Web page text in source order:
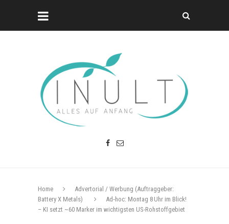
Home
Advertorial / Werbung (Auftraggeber:
Battery X Metals)
Ad‑hoc: Montag 8 Uhr im Blick!
– KI setzt ~60 Marker im wichtigsten US-Rohstoffgebiet